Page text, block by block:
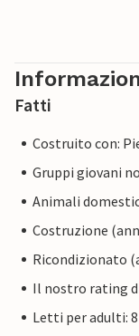
Fatti
Costruito con:
Gruppi giovani
Animali
Costruzione
Ricondizionato
Il nostro rating
Letti per adulti: 8